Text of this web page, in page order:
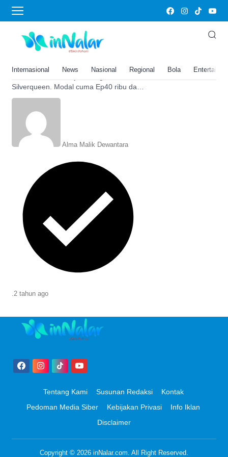
Internasional News Nasional Regional Bola
puding silverqueen
Modal Rp 40 Ribu, Takjil Puding
Silverqueen Ini Bisa Jadi Ide
Silverqueen. Modal cuma Ep40 ribu dan
bisa dijual selama puasa di bulan
Alma Malik Dewantara
.2 tahun ago
Tentang Kami Susunan Redaksi
Kontak
Pedoman Media Siber
Kebijakan Privasi
Info Iklan
Disclaimer
Copyright © 2026 inNalar.com. All Right Reserved.